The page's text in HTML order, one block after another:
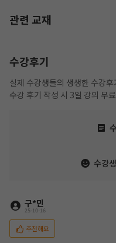
관련 교재
수강후기
실제 수강생들의 생생한 수강후
수강 후기 작성 시 3일 강의 무
수강
구*민
25-10-16
추천해요